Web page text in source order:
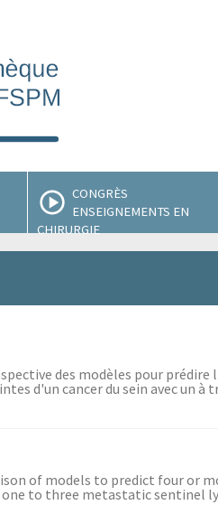
CONGRÈS
ENSEIGNEMENTS EN
CHIRURGIE
des modèles pour
d'un cancer du sein avec un
of models to predict four or
to three metastatic sentinel